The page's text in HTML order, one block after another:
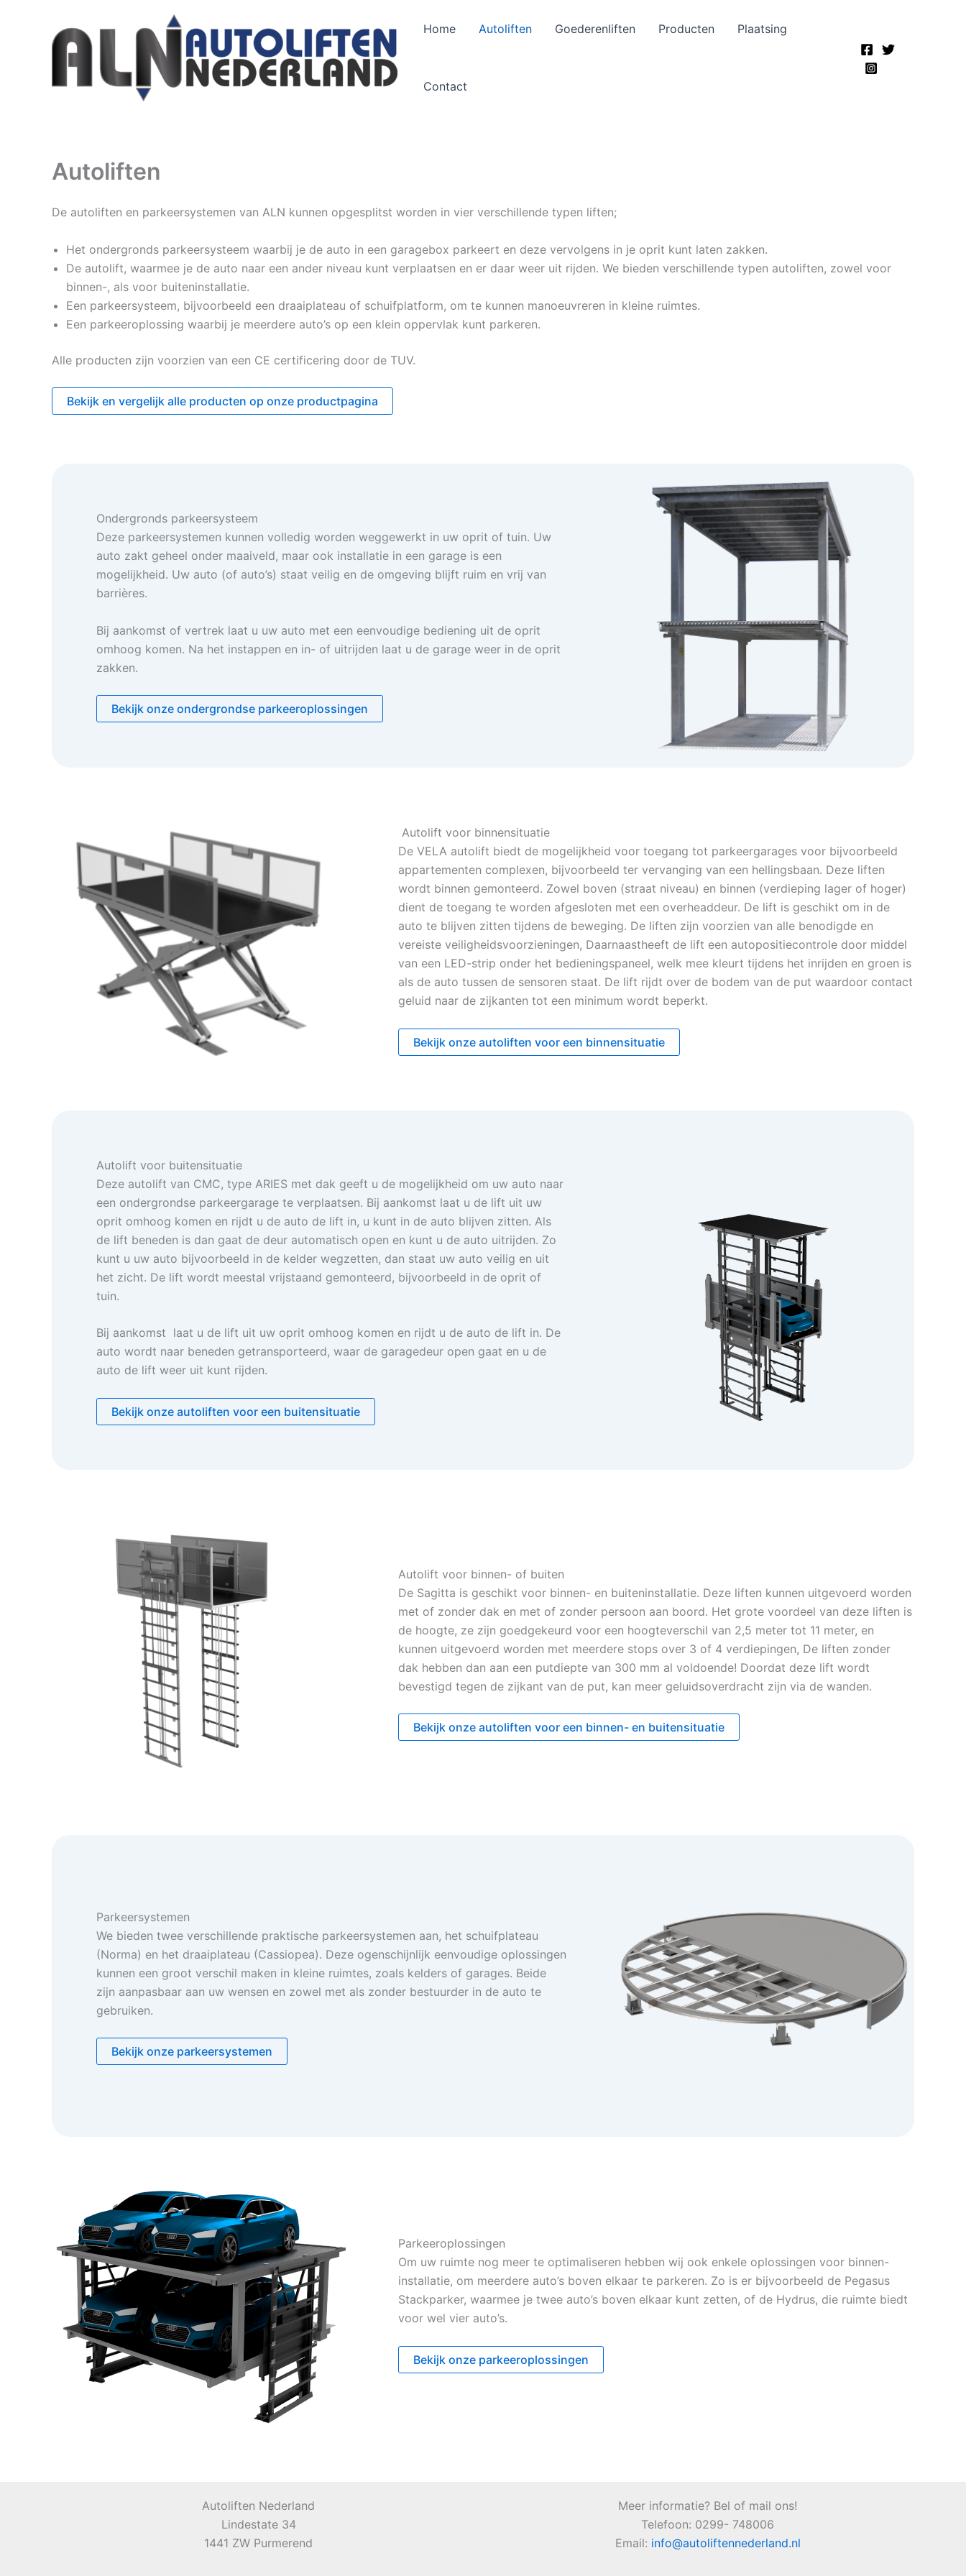
Home Autoliften Goederenliften Producten Plaatsing
Contact
Autoliften
De autoliften en parkeersystemen van ALN kunnen opgesplitst worden in vier verschillende typen liften;
Het ondergronds parkeersysteem waarbij je de auto in een garagebox parkeert en deze vervolgens in je oprit kunt laten zakken.
De autolift, waarmee je de auto naar een ander niveau kunt verplaatsen en er daar weer uit rijden. We bieden verschillende typen autoliften, zowel voor
binnen-, als voor buiteninstallatie.
Een parkeersysteem, bijvoorbeeld een draaiplateau of schuifplatform, om te kunnen manoeuvreren in kleine ruimtes.
Een parkeeroplossing waarbij je meerdere auto’s op een klein oppervlak kunt parkeren.
Alle producten zijn voorzien van een CE certificering door de TUV.
Bekijk en vergelijk alle producten op onze productpagina
Ondergronds parkeersysteem
Deze parkeersystemen kunnen volledig worden weggewerkt in uw oprit of tuin. Uw
auto zakt geheel onder maaiveld, maar ook installatie in een garage is een
mogelijkheid. Uw auto (of auto’s) staat veilig en de omgeving blijft ruim en vrij van
barrières.
Bij aankomst of vertrek laat u uw auto met een eenvoudige bediening uit de oprit
omhoog komen. Na het instappen en in- of uitrijden laat u de garage weer in de oprit
zakken.
Bekijk onze ondergrondse parkeeroplossingen
Autolift voor binnensituatie
De VELA autolift biedt de mogelijkheid voor toegang tot parkeergarages voor bijvoorbeeld
appartementen complexen, bijvoorbeeld ter vervanging van een hellingsbaan. Deze liften
wordt binnen gemonteerd. Zowel boven (straat niveau) en binnen (verdieping lager of hoger)
dient de toegang te worden afgesloten met een overheaddeur. De lift is geschikt om in de
auto te blijven zitten tijdens de beweging. De liften zijn voorzien van alle benodigde en
vereiste veiligheidsvoorzieningen, Daarnaastheeft de lift een autopositiecontrole door middel
van een LED-strip onder het bedieningspaneel, welk mee kleurt tijdens het inrijden en groen is
als de auto tussen de sensoren staat. De lift rijdt over de bodem van de put waardoor contact
geluid naar de zijkanten tot een minimum wordt beperkt.
Bekijk onze autoliften voor een binnensituatie
Autolift voor buitensituatie
Deze autolift van CMC, type ARIES met dak geeft u de mogelijkheid om uw auto naar
een ondergrondse parkeergarage te verplaatsen. Bij aankomst laat u de lift uit uw
oprit omhoog komen en rijdt u de auto de lift in, u kunt in de auto blijven zitten. Als
de lift beneden is dan gaat de deur automatisch open en kunt u de auto uitrijden. Zo
kunt u uw auto bijvoorbeeld in de kelder wegzetten, dan staat uw auto veilig en uit
het zicht. De lift wordt meestal vrijstaand gemonteerd, bijvoorbeeld in de oprit of
tuin.
Bij aankomst laat u de lift uit uw oprit omhoog komen en rijdt u de auto de lift in. De
auto wordt naar beneden getransporteerd, waar de garagedeur open gaat en u de
auto de lift weer uit kunt rijden.
Bekijk onze autoliften voor een buitensituatie
Autolift voor binnen- of buiten
De Sagitta is geschikt voor binnen- en buiteninstallatie. Deze liften kunnen uitgevoerd worden
met of zonder dak en met of zonder persoon aan boord. Het grote voordeel van deze liften is
de hoogte, ze zijn goedgekeurd voor een hoogteverschil van 2,5 meter tot 11 meter, en
kunnen uitgevoerd worden met meerdere stops over 3 of 4 verdiepingen, De liften zonder
dak hebben dan aan een putdiepte van 300 mm al voldoende! Doordat deze lift wordt
bevestigd tegen de zijkant van de put, kan meer geluidsoverdracht zijn via de wanden.
Bekijk onze autoliften voor een binnen- en buitensituatie
Parkeersystemen
We bieden twee verschillende praktische parkeersystemen aan, het schuifplateau
(Norma) en het draaiplateau (Cassiopea). Deze ogenschijnlijk eenvoudige oplossingen
kunnen een groot verschil maken in kleine ruimtes, zoals kelders of garages. Beide
zijn aanpasbaar aan uw wensen en zowel met als zonder bestuurder in de auto te
gebruiken.
Bekijk onze parkeersystemen
Parkeeroplossingen
Om uw ruimte nog meer te optimaliseren hebben wij ook enkele oplossingen voor binnen-
installatie, om meerdere auto’s boven elkaar te parkeren. Zo is er bijvoorbeeld de Pegasus
Stackparker, waarmee je twee auto’s boven elkaar kunt zetten, of de Hydrus, die ruimte biedt
voor wel vier auto’s.
Bekijk onze parkeeroplossingen
Autoliften Nederland
Lindestate 34
1441 ZW Purmerend
Meer informatie? Bel of mail ons!
Telefoon: 0299- 748006
Email: info@autoliftennederland.nl